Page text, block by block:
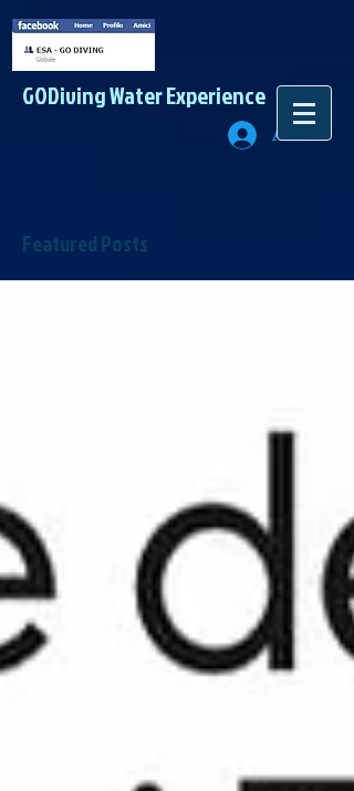
GODivingWater Experience
Accedi
Featured Posts